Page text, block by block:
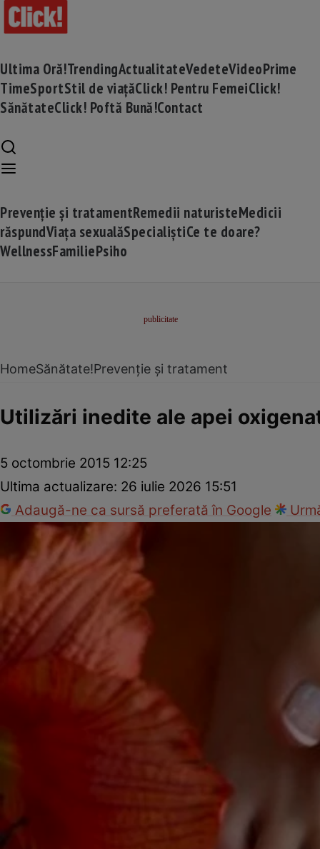
Ultima Oră!TrendingActualitateVedeteVideoPrime
TimeSportStil de viațăClick! Pentru FemeiClick!
SănătateClick! Poftă Bună!Contact
Prevenție și tratamentRemedii naturisteMedicii
răspundViața sexualăSpecialiștiCe te doare?
WellnessFamiliePsiho
HomeSănătate!Prevenție și tratament
Utilizări inedite ale apei
5 octombrie 2015 12:25
Ultima actualizare: 26 iulie 2026 15:51
Adaugă-ne ca sursă preferată în Google